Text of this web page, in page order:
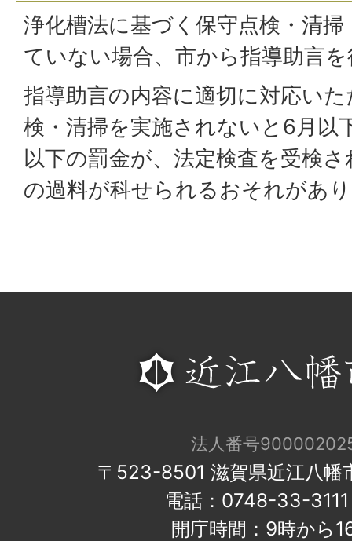
浄化槽法に基づく保守点検・清
ていない場合、市から指導助言
指導助言の内容に適切に対応い
検・清掃を実施されないと6月以
以下の罰金が、法定検査を受検
の過料が科せられるおそれがあ
法人番号
〒523-8501 滋賀県近江八幡
電話：0748-33-
開庁時間：9時から